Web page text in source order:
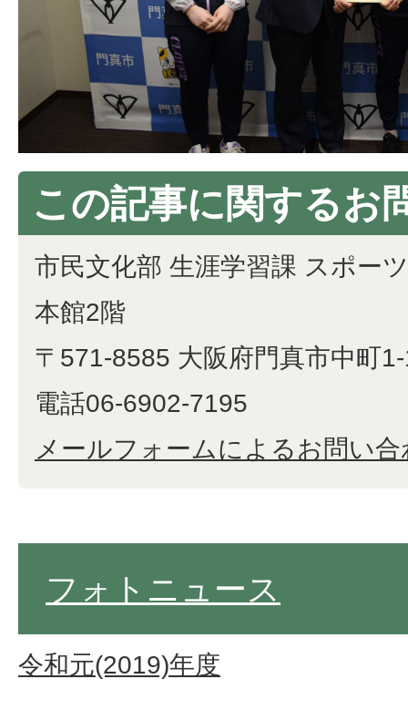
この記事に関するお
市民文化部 生涯学習課 スポー
本館2階
〒571-8585 大阪府門真市中町
電話06-6902-7195
メールフォームによるお問い合
フォトニュース
令和元(2019)年度